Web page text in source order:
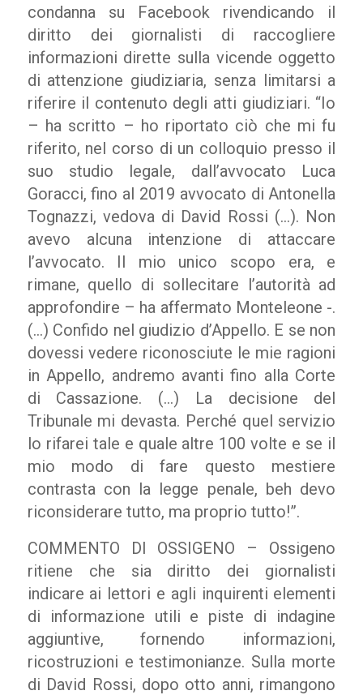
condanna su Facebook rivendicando il
diritto dei giornalisti di raccogliere
informazioni dirette sulla vicende oggetto
di attenzione giudiziaria, senza limitarsi a
riferire il contenuto degli atti giudiziari. “Io
– ha scritto – ho riportato ciò che mi fu
riferito, nel corso di un colloquio presso il
suo studio legale, dall’avvocato Luca
Goracci, fino al 2019 avvocato di Antonella
Tognazzi, vedova di David Rossi (…). Non
avevo alcuna intenzione di attaccare
l’avvocato. Il mio unico scopo era, e
rimane, quello di sollecitare l’autorità ad
approfondire – ha affermato Monteleone -.
(…) Confido nel giudizio d’Appello. E se non
dovessi vedere riconosciute le mie ragioni
in Appello, andremo avanti fino alla Corte
di Cassazione. (…) La decisione del
Tribunale mi devasta. Perché quel servizio
lo rifarei tale e quale altre 100 volte e se il
mio modo di fare questo mestiere
contrasta con la legge penale, beh devo
riconsiderare tutto, ma proprio tutto!”.
COMMENTO DI OSSIGENO – Ossigeno
ritiene che sia diritto dei giornalisti
indicare ai lettori e agli inquirenti elementi
di informazione utili e piste di indagine
aggiuntive, fornendo informazioni,
ricostruzioni e testimonianze. Sulla morte
di David Rossi, dopo otto anni, rimangono